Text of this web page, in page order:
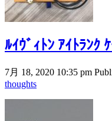
ﾙｲｳﾞｨﾄﾝ ｱｲﾄﾗﾝｸ
7月 18, 2020 10:35 pm
thoughts